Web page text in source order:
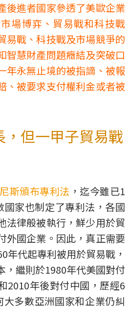
後進者國家參透了美歐企業
場博弈、貿易戰和科技戰
易戰、科技戰及市場競爭的
智慧財產問題癥結及突破口
年永無止境的被指謫、被報
、被要求支付權利金或者被
，但一甲子貿易戰
斯頒布專利法 ，迄今雖已1
國家也制定了專利法，各國
法律般被執行，鮮少用於貿
外國企業。因此，真正需要
年代起專利被用於貿易戰，
，繼則於1980年代美國對付
2010年後對付中國，歷經6
多數亞洲國家和企業仍糾